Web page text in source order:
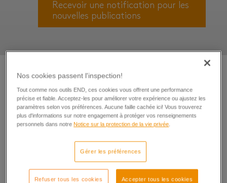
Recevoir une notification pour les
nouvelles publications
Nos cookies passent l'inspection!
Tout comme nos outils END, ces cookies vous offrent une performance
précise et fiable. Acceptez-les pour améliorer votre expérience ou ajustez les
paramètres selon vos préférences. Aucune faille cachée ici! Vous trouverez
plus d'informations sur notre engagement à protéger vos renseignements
personnels dans notre Notice sur la protection de la vie privée
Gérer les préférences
Refuser tous les cookies Accepter tous les cookies